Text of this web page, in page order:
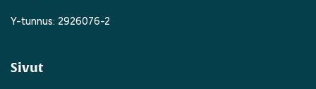
Y-tunnus: 2926076-2
Sivut